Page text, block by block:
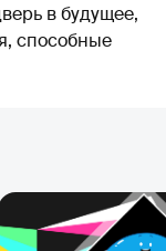
в будущее,
способные